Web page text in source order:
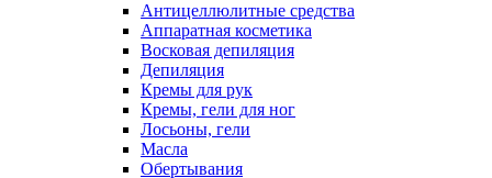
Антицеллюлитные средства
Аппаратная косметика
Восковая депиляция
Депиляция
Кремы для рук
Кремы, гели для ног
Лосьоны, гели
Масла
Обертывания